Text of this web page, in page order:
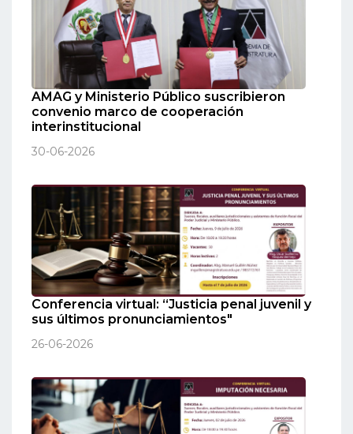
AMAG y Ministerio Público suscribieron
convenio marco de cooperación
interinstitucional
30-06-2026
Conferencia virtual: “Justicia penal juvenil y
sus últimos pronunciamientos"
26-06-2026